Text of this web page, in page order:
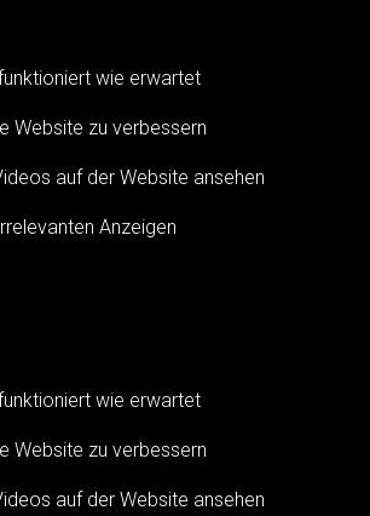
wie erwartet
Website zu verbessern
auf der Website ansehen
Anzeigen
wie erwartet
Website zu verbessern
auf der Website ansehen